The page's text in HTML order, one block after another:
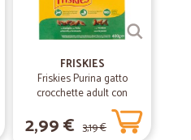
FRISKIES
Friskies Purina gatto
crocchette adult con
coniglio, pollo e verdure
scatola gr.400
2,99 € 3,19 €